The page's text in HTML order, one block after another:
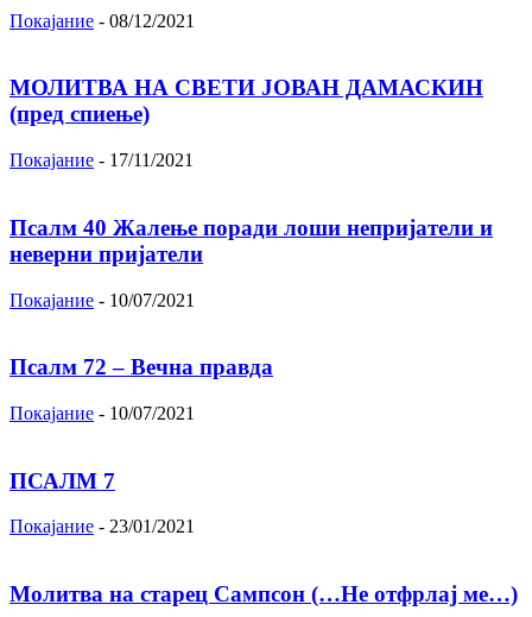
Покајание - 08/12/2021
МОЛИТВА НА СВЕТИ ЈОВАН ДАМАСКИН
(пред спиење)
Покајание - 17/11/2021
Псалм 40 Жалење поради лоши непријатели и
неверни пријатели
Покајание - 10/07/2021
Псалм 72 – Вечна правда
Покајание - 10/07/2021
ПСАЛМ 7
Покајание - 23/01/2021
Молитва на старец Сампсон (…Не отфрлај ме…)